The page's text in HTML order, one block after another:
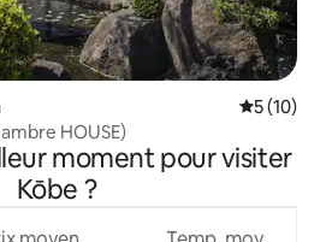
5 (10)
HOUSE)
moment pour visiter
Kōbe ?